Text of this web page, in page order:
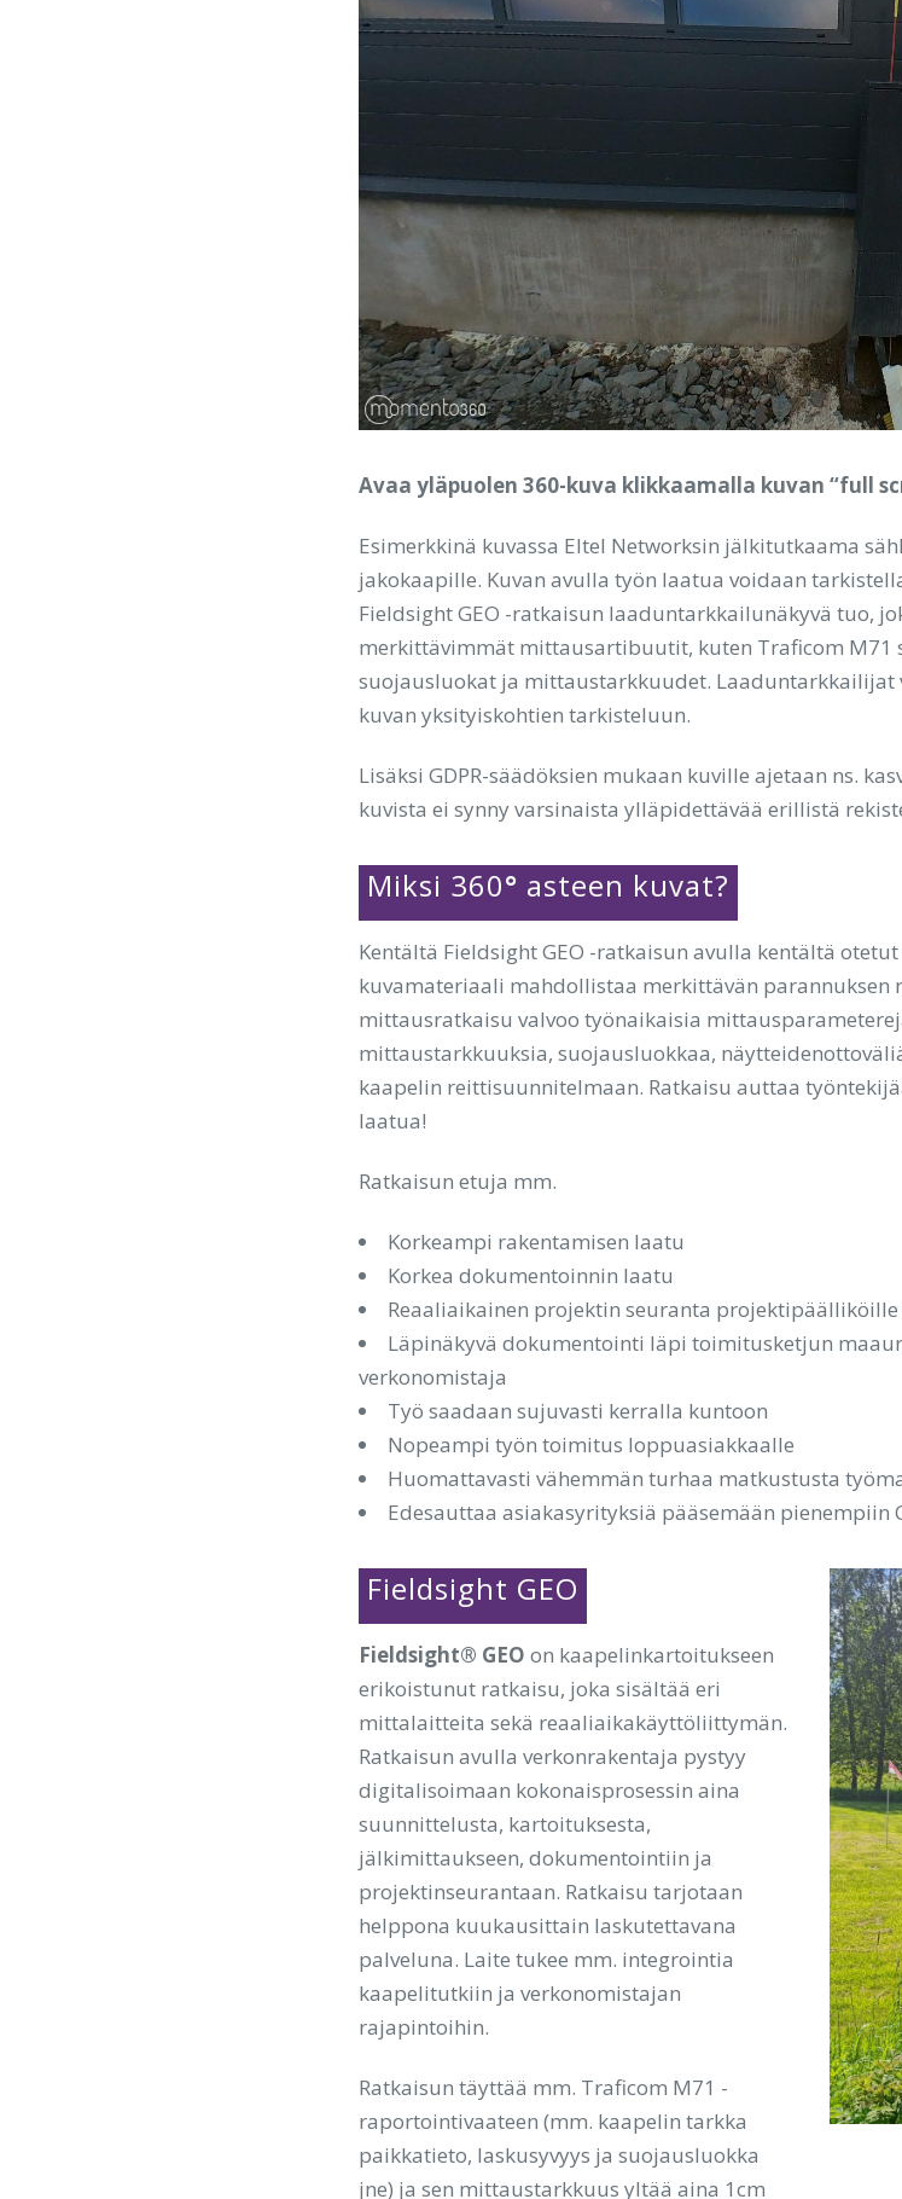
Avaa yläpuolen 360-kuva klikkaamalla kuvan “full
Esimerkkinä kuvassa Eltel Networksin jälkitutkaama
jakokaapille. Kuvan avulla työn laatua voidaan
Fieldsight GEO -ratkaisun laaduntarkkailunäkyvä tuo,
merkittävimmät mittausartibuutit, kuten Traficom M71
suojausluokat ja mittaustarkkuudet. Laaduntarkkailijat
kuvan yksityiskohtien tarkisteluun.
Lisäksi GDPR-säädöksien mukaan kuville ajetaan ns.
kuvista ei synny varsinaista ylläpidettävää erillistä
Miksi 360° asteen kuvat?
Kentältä Fieldsight GEO -ratkaisun avulla kentältä
kuvamateriaali mahdollistaa merkittävän parannuksen
mittausratkaisu valvoo työnaikaisia
mittaustarkkuuksia, suojausluokkaa,
kaapelin reittisuunnitelmaan. Ratkaisu auttaa
laatua!
Ratkaisun etuja mm.
Korkeampi rakentamisen laatu
Korkea dokumentoinnin laatu
Reaaliaikainen projektin seuranta
Läpinäkyvä dokumentointi läpi toimitusketjun
verkonomistaja
Työ saadaan sujuvasti kerralla kuntoon
Nopeampi työn toimitus loppuasiakkaalle
Huomattavasti vähemmän turhaa matkustusta
Edesauttaa asiakasyrityksiä pääsemään pienempiin
Fieldsight GEO
Fieldsight® GEO on kaapelinkartoitukseen
erikoistunut ratkaisu, joka sisältää eri
mittalaitteita sekä reaaliaikakäyttöliittymän.
Ratkaisun avulla verkonrakentaja pystyy
digitalisoimaan kokonaisprosessin aina
suunnittelusta, kartoituksesta,
jälkimittaukseen, dokumentointiin ja
projektinseurantaan. Ratkaisu tarjotaan
helppona kuukausittain laskutettavana
palveluna. Laite tukee mm. integrointia
kaapelitutkiin ja verkonomistajan
rajapintoihin.
Ratkaisun täyttää mm. Traficom M71 -
raportointivaateen (mm. kaapelin tarkka
paikkatieto, laskusyvyys ja suojausluokka
jne) ja sen mittaustarkkuus yltää aina 1cm